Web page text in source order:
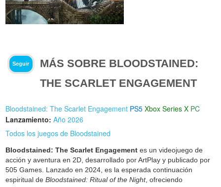
Seguir
MÁS SOBRE BLOODSTAINED:
THE SCARLET ENGAGEMENT
Bloodstained: The Scarlet Engagement PS5 Xbox Series X PC
Lanzamiento: Año 2026
Todos los juegos de Bloodstained
Bloodstained: The Scarlet Engagement es un videojuego de
acción y aventura en 2D, desarrollado por ArtPlay y publicado por
505 Games. Lanzado en 2024, es la esperada continuación
espiritual deBloodstained: Ritual of the Night, ofreciendo